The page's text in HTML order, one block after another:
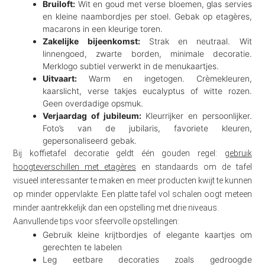
Bruiloft: Wit en goud met verse bloemen, glas servies
en kleine naambordjes per stoel. Gebak op etagères,
macarons in een kleurige toren.
Zakelijke bijeenkomst:Strak en neutraal. Wit
linnengoed, zwarte borden, minimale decoratie.
Merklogo subtiel verwerkt in de menukaartjes.
Uitvaart: Warm en ingetogen. Crèmekleuren,
kaarslicht, verse takjes eucalyptus of witte rozen.
Geen overdadige opsmuk.
Verjaardag of jubileum:Kleurrijker en persoonlijker.
Foto’s van de jubilaris, favoriete kleuren,
gepersonaliseerd gebak.
Bij koffietafel decoratie geldt één gouden regel: gebruik
hoogteverschillen met etagères en standaards om de tafel
visueel interessanter te maken en meer producten kwijt te kunnen
op minder oppervlakte. Een platte tafel vol schalen oogt meteen
minder aantrekkelijk dan een opstelling met drie niveaus.
Aanvullende tips voor sfeervolle opstellingen:
Gebruik kleine krijtbordjes of elegante kaartjes om
gerechten te labelen
Leg eetbare decoraties zoals gedroogde